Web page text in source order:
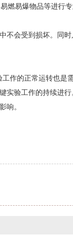
燃易爆物品等进行
不会受到损坏。同
作的正常运转也是
实验工作的持续进行
响。